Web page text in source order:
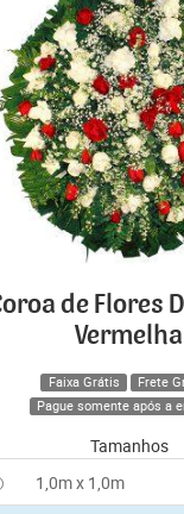
de Flores
Vermelha
Faixa Grátis
Frete
Pague somente após a
Tamanhos
1,0m x 1,0m